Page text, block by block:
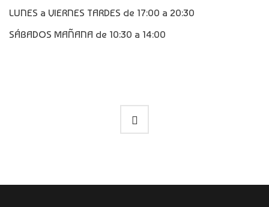
LUNES a VIERNES TARDES de 17:00 a 20:30
SÁBADOS MAÑANA de 10:30 a 14:00